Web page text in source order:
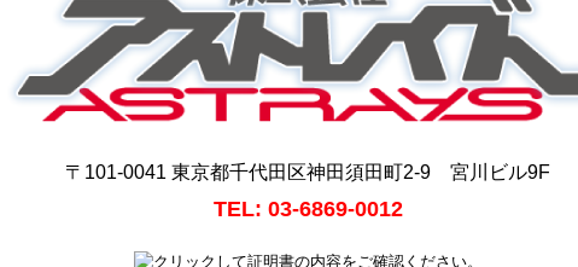
〒101-0041 東京都千代田区神田須田町2-9 宮川ビル9F
TEL: 03-6869-0012